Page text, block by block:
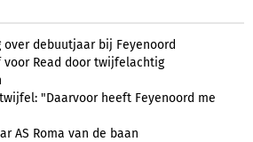
debuutjaar bij Feyenoord
voor Read door twijfelachtig
"Daarvoor heeft Feyenoord me
AS Roma van de baan